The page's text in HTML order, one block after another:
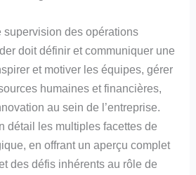
des opérations
doit définir et communiquer une
et motiver les équipes, gérer
humaines et financières,
au sein de l’entreprise.
détail les multiples facettes de
en offrant un aperçu complet
des défis inhérents au rôle de